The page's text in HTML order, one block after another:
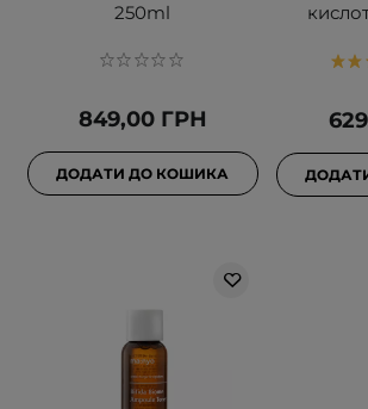
250ml
849,00 ГРН
ДОДАТИ ДО КОШИКА